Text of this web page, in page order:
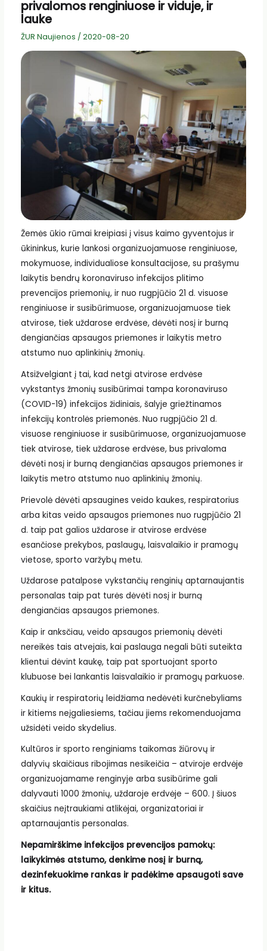
privalomos renginiuose ir viduje, ir
lauke
ŽUR Naujienos / 2020-08-20
Žemės ūkio rūmai kreipiasi į visus kaimo gyventojus ir
ūkininkus, kurie lankosi organizuojamuose renginiuose,
mokymuose, individualiose konsultacijose, su prašymu
laikytis bendrų koronaviruso infekcijos plitimo
prevencijos priemonių, ir nuo rugpjūčio 21 d. visuose
renginiuose ir susibūrimuose, organizuojamuose tiek
atvirose, tiek uždarose erdvėse, dėvėti nosį ir burną
dengiančias apsaugos priemones ir laikytis metro
atstumo nuo aplinkinių žmonių.
Atsižvelgiant į tai, kad netgi atvirose erdvėse
vykstantys žmonių susibūrimai tampa koronaviruso
(COVID-19) infekcijos židiniais, šalyje griežtinamos
infekcijų kontrolės priemonės. Nuo rugpjūčio 21 d.
visuose renginiuose ir susibūrimuose, organizuojamuose
tiek atvirose, tiek uždarose erdvėse, bus privaloma
dėvėti nosį ir burną dengiančias apsaugos priemones ir
laikytis metro atstumo nuo aplinkinių žmonių.
Prievolė dėvėti apsaugines veido kaukes, respiratorius
arba kitas veido apsaugos priemones nuo rugpjūčio 21
d. taip pat galios uždarose ir atvirose erdvėse
esančiose prekybos, paslaugų, laisvalaikio ir pramogų
vietose, sporto varžybų metu.
Uždarose patalpose vykstančių renginių aptarnaujantis
personalas taip pat turės dėvėti nosį ir burną
dengiančias apsaugos priemones.
Kaip ir anksčiau, veido apsaugos priemonių dėvėti
nereikės tais atvejais, kai paslauga negali būti suteikta
klientui dėvint kaukę, taip pat sportuojant sporto
klubuose bei lankantis laisvalaikio ir pramogų parkuose.
Kaukių ir respiratorių leidžiama nedėvėti kurčnebyliams
ir kitiems neįgaliesiems, tačiau jiems rekomenduojama
užsidėti veido skydelius.
Kultūros ir sporto renginiams taikomas žiūrovų ir
dalyvių skaičiaus ribojimas nesikeičia – atviroje erdvėje
organizuojamame renginyje arba susibūrime gali
dalyvauti 1000 žmonių, uždaroje erdvėje – 600. Į šiuos
skaičius neįtraukiami atlikėjai, organizatoriai ir
aptarnaujantis personalas.
Nepamirškime infekcijos prevencijos pamokų:
laikykimės atstumo, denkime nosį ir burną,
dezinfekuokime rankas ir padėkime apsaugoti save
ir kitus.